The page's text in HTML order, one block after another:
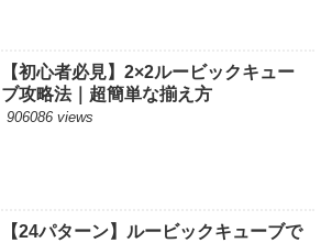
【初心者必見】2×2ルービックキュー
ブ攻略法｜超簡単な揃え方
906086 views
【24パターン】ルービックキューブで